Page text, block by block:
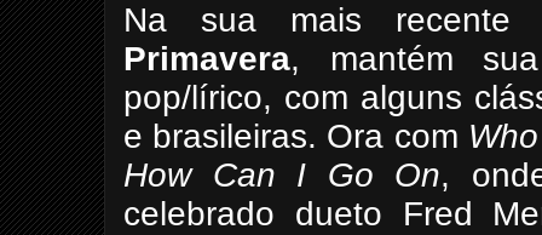
Na sua mais
Primavera, mantém
pop/lírico, com alguns
e brasileiras. Ora com
How Can I Go On,
celebrado dueto Fred